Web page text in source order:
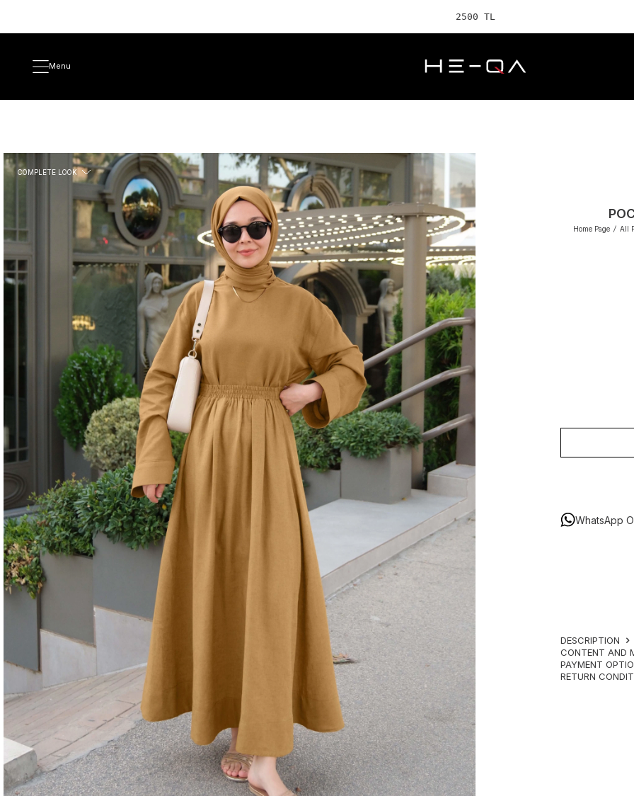
2500 TL ve üzeri
Menu
COMPLETE LOOK
Home Page / All
WhatsApp
DESCRIPTION
CONTENT AND
PAYMENT
RETURN